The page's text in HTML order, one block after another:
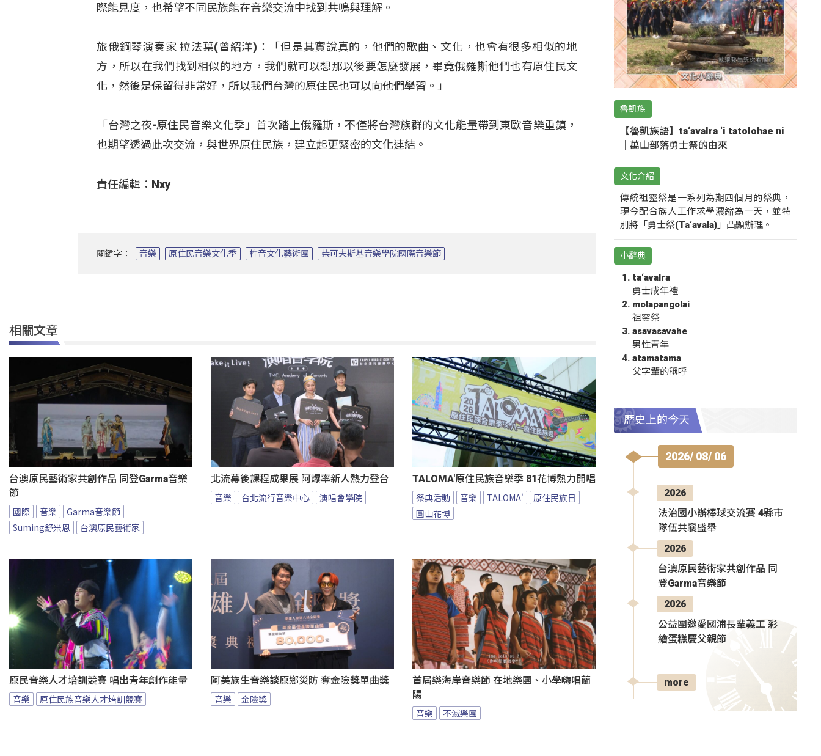
際能見度，也希望不同民族能在音樂交流中找到共鳴與理解。
旅俄鋼琴演奏家 拉法葉(曾紹洋)︰「但是其實說真的，他們的歌曲、文化，也會有很多相似的地
方，所以在我們找到相似的地方，我們就可以想那以後要怎麼發展，畢竟俄羅斯他們也有原住民文
化，然後是保留得非常好，所以我們台灣的原住民也可以向他們學習。」
「台灣之夜-原住民音樂文化季」首次踏上俄羅斯，不僅將台灣族群的文化能量帶到東歐音樂重鎮，
也期望透過此次交流，與世界原住民族，建立起更緊密的文化連結。
責任編輯：Nxy
關鍵字： 音樂 原住民音樂文化季 杵音文化藝術團 柴可夫斯基音樂學院國際音樂節
相關文章
台澳原民藝術家共創作品 同登Garma音樂
節
國際 音樂
Garma音樂節
Suming舒米恩
台澳原民藝術家
北流幕後課程成果展 阿爆率新人熱力登台
音樂 台北流行音樂中心 演唱會學院
TALOMA'原住民族音樂季 81花博熱力開唱
祭典活動 音樂 TALOMA'
原住民族日
圓山花博
原民音樂人才培訓競賽 唱出青年創作能量
音樂 原住民族音樂人才培訓競賽
阿美族生音樂談原鄉災防 奪金險獎單曲獎
音樂 金險獎
首屆樂海岸音樂節 在地樂團、小學嗨唱蘭
陽
音樂 不滅樂團
魯凱族
【魯凱族語】ta‘avalra ‘i tatolohae ni
｜萬山部落勇士祭的由來
文化介紹
傳統祖靈祭是一系列為期四個月的祭典，
現今配合族人工作求學濃縮為一天，並特
別將「勇士祭(Ta‘avala)」凸顯辦理。
小辭典
ta‘avalra
勇士成年禮
molapangolai
祖靈祭
asavasavahe
男性青年
atamatama
父字輩的稱呼
歷史上的今天
2026/ 08/ 06
2026
法治國小辦棒球交流賽 4縣市
隊伍共襄盛舉
2026
台澳原民藝術家共創作品 同
登Garma音樂節
2026
公益團邀愛國浦長輩義工 彩
繪蛋糕慶父親節
more